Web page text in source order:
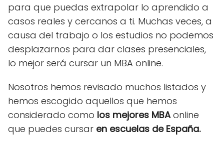
para que puedas extrapolar lo aprendido a
casos reales y cercanos a ti. Muchas veces, a
causa del trabajo o los estudios no podemos
desplazarnos para dar clases presenciales,
lo mejor será cursar un MBA online.
Nosotros hemos revisado muchos listados y
hemos escogido aquellos que hemos
considerado como los mejores MBAonline
que puedes cursar en escuelas de España.